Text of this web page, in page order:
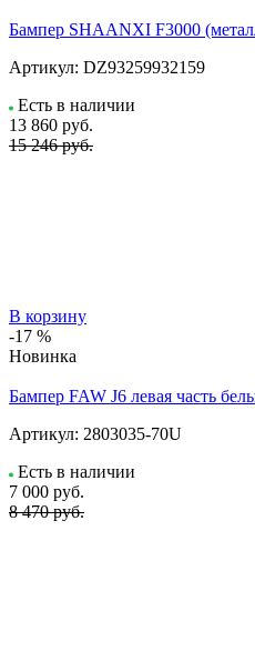
Бампер SHAANXI F3000
Артикул: DZ93259932159
Есть в наличии
13 860 руб.
15 246 руб.
В корзину
-17 %
Новинка
Бампер FAW J6 левая часть
Артикул: 2803035-70U
Есть в наличии
7 000 руб.
8 470 руб.